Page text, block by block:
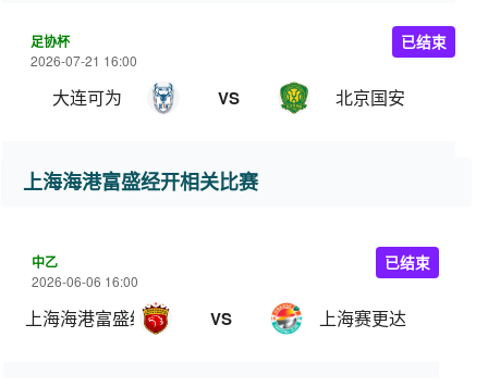
足协杯
2026-07-21 16:00
大连可为 VS 北京国安
已结束
上海海港富盛经开相关比赛
中乙
2026-06-06 16:00
上海海港富盛经开 VS 上海赛更达
已结束